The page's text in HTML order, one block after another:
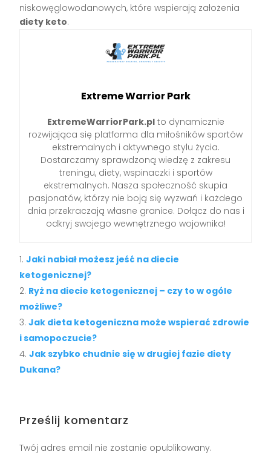
niskowęglowodanowych, które wspierają założenia
diety keto.
Extreme Warrior Park
ExtremeWarriorPark.plto dynamicznie
rozwijająca się platforma dla miłośników sportów
ekstremalnych i aktywnego stylu życia.
Dostarczamy sprawdzoną wiedzę z zakresu
treningu, diety, wspinaczki i sportów
ekstremalnych. Nasza społeczność skupia
pasjonatów, którzy nie boją się wyzwań i każdego
dnia przekraczają własne granice. Dołącz do nas i
odkryj swojego wewnętrznego wojownika!
Jaki nabiał możesz jeść na diecie
ketogenicznej?
Ryż na diecie ketogenicznej – czy to w ogóle
możliwe?
Jak dieta ketogeniczna może wspierać zdrowie
i samopoczucie?
Jak szybko chudnie się w drugiej fazie diety
Dukana?
Prześlij komentarz
Twój adres email nie zostanie opublikowany.